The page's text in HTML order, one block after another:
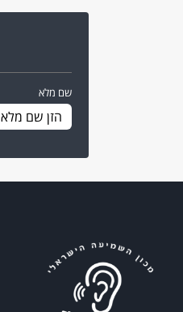
שם מלא